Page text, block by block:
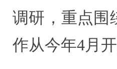
调研，重点围
作从今年4月